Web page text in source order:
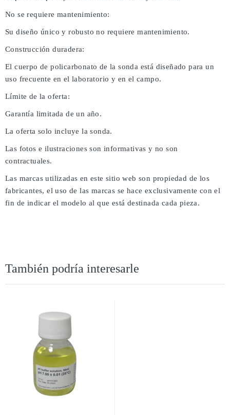
No se requiere mantenimiento:
Su diseño único y robusto no requiere mantenimiento.
Construcción duradera:
El cuerpo de policarbonato de la sonda está diseñado para un
uso frecuente en el laboratorio y en el campo.
Límite de la oferta:
Garantía limitada de un año.
La oferta solo incluye la sonda.
Las fotos e ilustraciones son informativas y no son
contractuales.
Las marcas utilizadas en este sitio web son propiedad de los
fabricantes, el uso de las marcas se hace exclusivamente con el
fin de indicar el modelo al que está destinada cada pieza.
También podría interesarle